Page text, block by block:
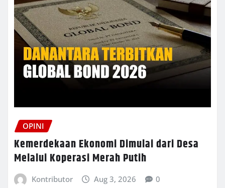
OPINI
Kemerdekaan Ekonomi Dimulai dari Desa
Melalui Koperasi Merah Putih
Kontributor Aug 3, 2026 0